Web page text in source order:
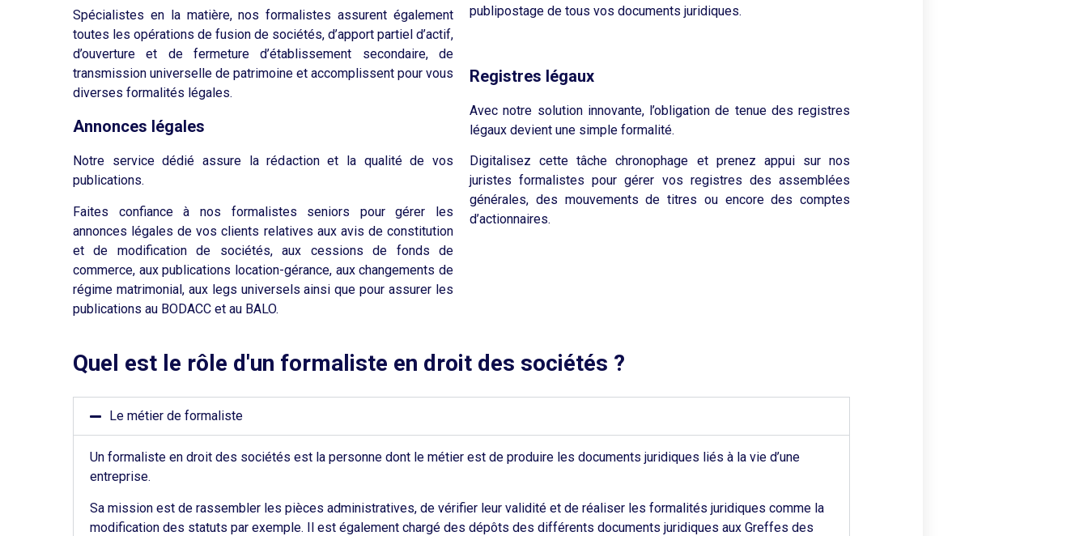
Spécialistes en la matière, nos formalistes assurent également
toutes les opérations de fusion de sociétés, d’apport partiel d’actif,
d’ouverture et de fermeture d’établissement secondaire, de
transmission universelle de patrimoine et accomplissent pour vous
diverses formalités légales.
Annonces légales
Notre service dédié assure la rédaction et la qualité de vos
publications.
Faites confiance à nos formalistes seniors pour gérer les
annonces légales de vos clients relatives aux avis de constitution
et de modification de sociétés, aux cessions de fonds de
commerce, aux publications location-gérance, aux changements de
régime matrimonial, aux legs universels ainsi que pour assurer les
publications au BODACC et au BALO.
publipostage de tous vos documents juridiques.
Registres légaux
Avec notre solution innovante, l’obligation de tenue des registres
légaux devient une simple formalité.
Digitalisez cette tâche chronophage et prenez appui sur nos
juristes formalistes pour gérer vos registres des assemblées
générales, des mouvements de titres ou encore des comptes
d’actionnaires.
Quel est le rôle d'un formaliste en droit des sociétés ?
Le métier de formaliste
Un formaliste en droit des sociétés est la personne dont le métier est de produire les documents juridiques liés à la vie d’une
entreprise.
Sa mission est de rassembler les pièces administratives, de vérifier leur validité et de réaliser les formalités juridiques comme la
modification des statuts par exemple. Il est également chargé des dépôts des différents documents juridiques aux Greffes des